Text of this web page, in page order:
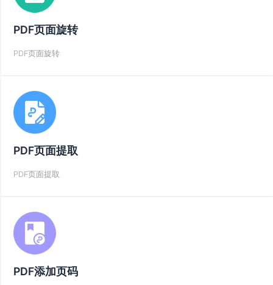
PDF页面旋转
PDF页面旋转
PDF页面提取
PDF页面提取
PDF添加页码